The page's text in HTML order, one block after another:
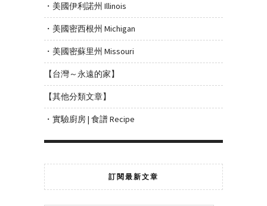
・美國伊利諾州 Illinois
・美國密西根州 Michigan
・美國密蘇里州 Missouri
【台灣～永遠的家】
【其他分類文章】
・實驗廚房 | 食譜 Recipe
訂閱最新文章